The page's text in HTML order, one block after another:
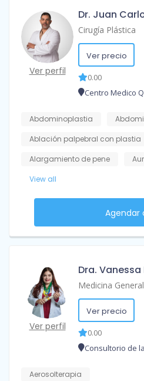
Ver perfil
Dr. Juan
Cirugía Plástica
Ver precio
0.00
Centro Medico
Abdominoplastia
Ablación palpebral con plastia
Alargamiento de pene
View all
Agendar
Ver perfil
Dra. Vanessa
Medicina General
Ver precio
0.00
Consultorio de
Aerosolterapia